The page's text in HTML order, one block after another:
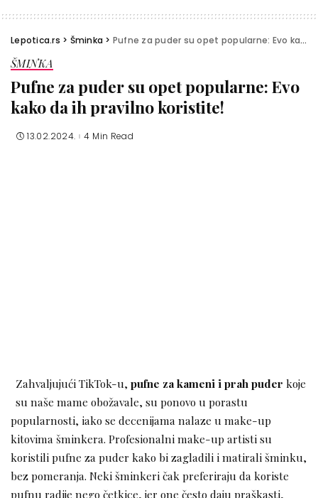
Lepotica.rs > Šminka > Pufne za puder su opet popularne: Evo kako da ih pravilno koristite!
ŠMINKA
Pufne za puder su opet popularne: Evo
kako da ih pravilno koristite!
13.02.2024. 4 Min Read
Zahvaljujući TikTok-u, pufne za kameni i prah puder koje
su naše mame obožavale, su ponovo u porastu
popularnosti, iako se decenijama nalaze u make-up
kitovima šminkera. Profesionalni make-up artisti su
koristili pufne za puder kako bi zagladili i matirali šminku,
bez pomeranja. Neki šminkeri čak preferiraju da koriste
pufnu radije nego četkice, jer one često daju praškasti,